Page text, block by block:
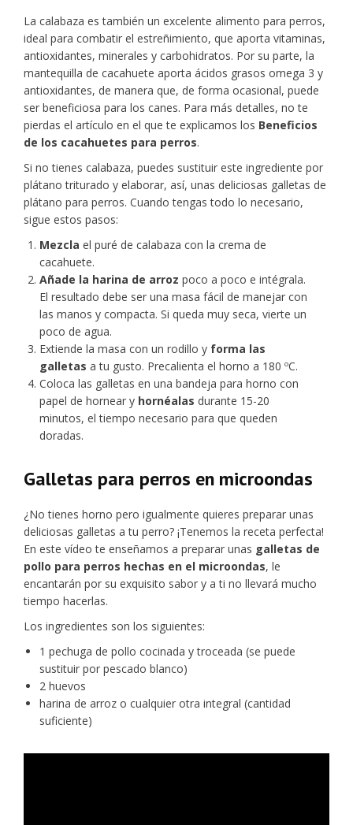
La calabaza es también un excelente alimento para perros,
ideal para combatir el estreñimiento, que aporta vitaminas,
antioxidantes, minerales y carbohidratos. Por su parte, la
mantequilla de cacahuete aporta ácidos grasos omega 3 y
antioxidantes, de manera que, de forma ocasional, puede
ser beneficiosa para los canes. Para más detalles, no te
pierdas el artículo en el que te explicamos los Beneficios
de los cacahuetes para perros.
Si no tienes calabaza, puedes sustituir este ingrediente por
plátano triturado y elaborar, así, unas deliciosas galletas de
plátano para perros. Cuando tengas todo lo necesario,
sigue estos pasos:
Mezcla el puré de calabaza con la crema de
cacahuete.
Añade la harina de arroz poco a poco e intégrala.
El resultado debe ser una masa fácil de manejar con
las manos y compacta. Si queda muy seca, vierte un
poco de agua.
Extiende la masa con un rodillo y forma las
galletas a tu gusto. Precalienta el horno a 180 ºC.
Coloca las galletas en una bandeja para horno con
papel de hornear y hornéalas durante 15-20
minutos, el tiempo necesario para que queden
doradas.
Galletas para perros en microondas
¿No tienes horno pero igualmente quieres preparar unas
deliciosas galletas a tu perro? ¡Tenemos la receta perfecta!
En este vídeo te enseñamos a preparar unas galletas de
pollo para perros hechas en el microondas, le
encantarán por su exquisito sabor y a ti no llevará mucho
tiempo hacerlas.
Los ingredientes son los siguientes:
1 pechuga de pollo cocinada y troceada (se puede
sustituir por pescado blanco)
2 huevos
harina de arroz o cualquier otra integral (cantidad
suficiente)